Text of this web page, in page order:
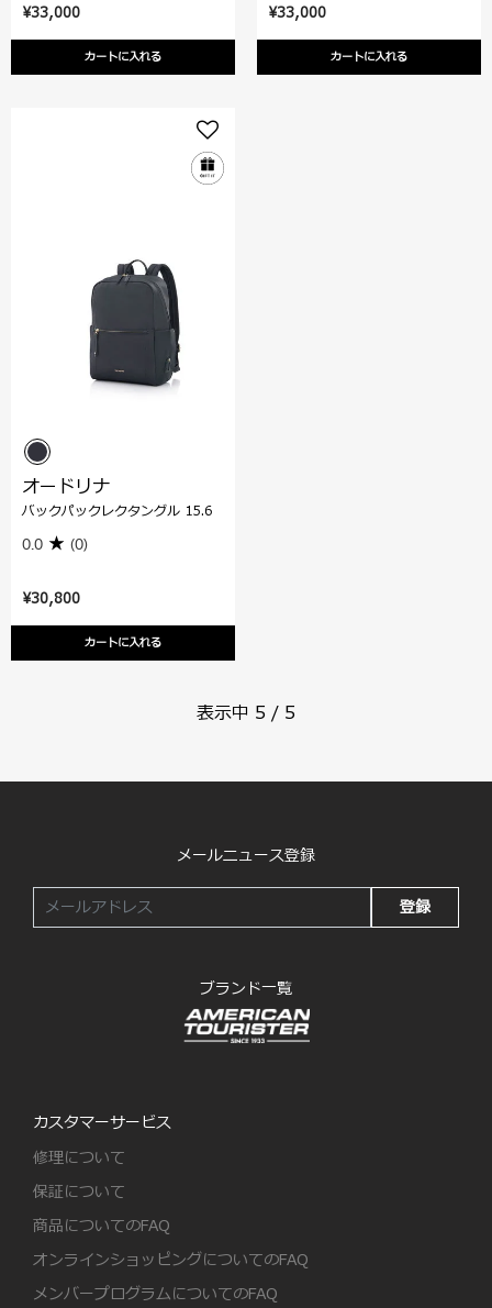
¥33,000
カートに入れる
¥33,000
カートに入れる
¥30,800
カートに入れる
オードリナ
バックパックレクタングル 15.6
0.0 (0)
表示中 5 / 5
メールニュース登録
登録
ブランド一覧
カスタマーサービス
修理について
保証について
商品についてのFAQ
オンラインショッピングについてのFAQ
メンバープログラムについてのFAQ